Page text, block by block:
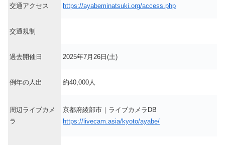
交通アクセス https://ayabeminatsuki.org/access.php
交通規制
過去開催日 2025年7月26日(土)
例年の人出 約40,000人
周辺ライブカメ
ラ
京都府綾部市｜ライブカメラDB
https://livecam.asia/kyoto/ayabe/